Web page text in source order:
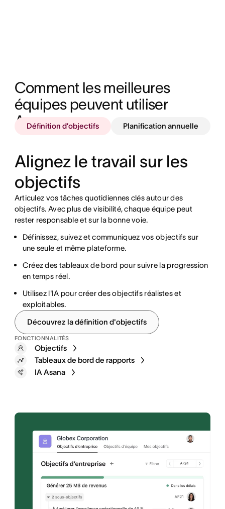
Comment les meilleures
équipes peuvent utiliser
Asana
Définition d’objectifs Planification annuelle
Alignez le travail sur les
objectifs
Articulez vos tâches quotidiennes clés autour des
objectifs. Avec plus de visibilité, chaque équipe peut
rester responsable et sur la bonne voie.
Définissez, suivez et communiquez vos objectifs sur
une seule et même plateforme.
Créez des tableaux de bord pour suivre la progression
en temps réel.
Utilisez l'IA pour créer des objectifs réalistes et
exploitables.
Découvrez la définition d'objectifs
FONCTIONNALITÉS
Objectifs
Tableaux de bord de rapports
IA Asana
ressources pour les nouvelles initiatives.
cap.
Gestion des ressources
Suivi du temps
Uniformisez les demandes de travail pour que les
équipes puissent hiérarchiser et terminer les tâches en
Automatisez les étapes récurrentes pour aller plus vite
Suivez tous vos processus au même endroit et
appliquez instantanément des modifications à l'échelle
de votre organisation.
Formulaires